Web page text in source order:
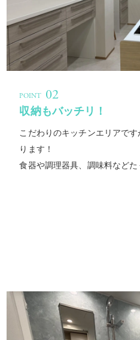
収納もバッチリ！
こだわりのキッチンエリアで
ります！
食器や調理器具、調味料などた